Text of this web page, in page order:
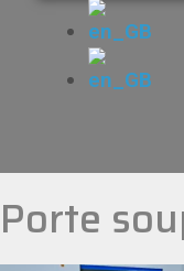
Porte